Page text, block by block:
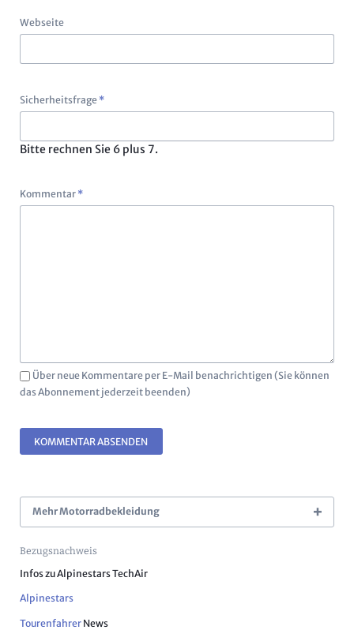
Webseite
Pflichtfeld
Sicherheitsfrage *
Bitte rechnen Sie 6 plus 7.
Pflichtfeld
Kommentar *
Über neue Kommentare per E-Mail benachrichtigen (Sie können
das Abonnement jederzeit beenden)
KOMMENTAR ABSENDEN
Mehr Motorradbekleidung
Bezugsnachweis
Infos zu Alpinestars TechAir
Alpinestars
TourenfahrerNews